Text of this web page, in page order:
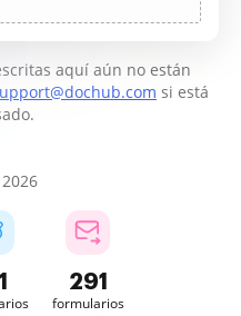
aquí aún no están
si está
291
formularios